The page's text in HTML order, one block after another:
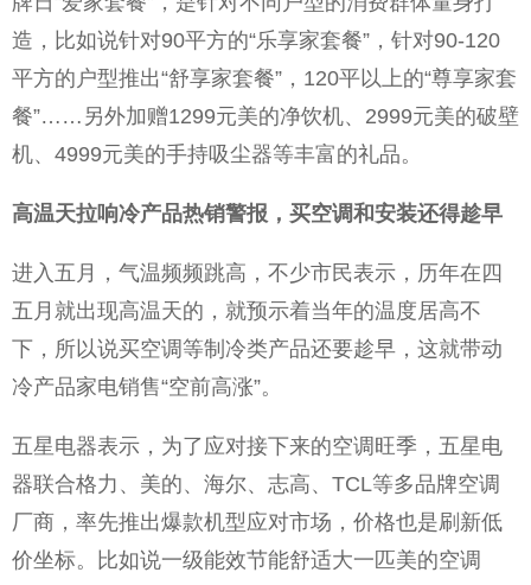
造，比如说针对90平方的“乐享家套餐”，针对90-120
平方的户型推出“舒享家套餐”，120平以上的“尊享家套
餐”……另外加赠1299元美的净饮机、2999元美的破壁
机、4999元美的手持吸尘器等丰富的礼品。
高温天拉响冷产品热销警报，买空调和安装还得趁早
进入五月，气温频频跳高，不少市民表示，历年在四
五月就出现高温天的，就预示着当年的温度居高不
下，所以说买空调等制冷类产品还要趁早，这就带动
冷产品家电销售“空前高涨”。
五星电器表示，为了应对接下来的空调旺季，五星电
器联合格力、美的、海尔、志高、TCL等多品牌空调
厂商，率先推出爆款机型应对市场，价格也是刷新低
价坐标。比如说一级能效节能舒适大一匹美的空调